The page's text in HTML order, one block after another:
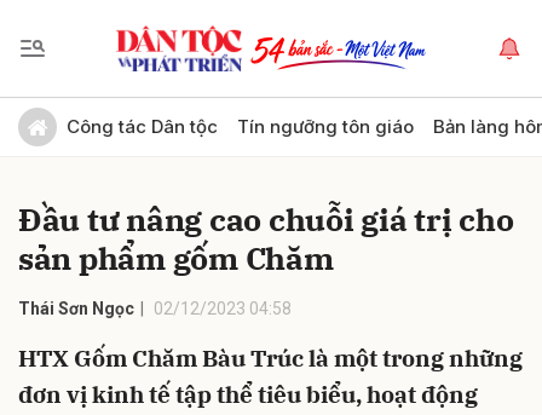
Công tác Dân tộc Tín ngưỡng tôn giáo Bản làng
Đầu tư nâng cao chuỗi giá trị cho
sản phẩm gốm Chăm
Thái Sơn Ngọc 02/12/2023 04:58
HTX Gốm Chăm Bàu Trúc là một trong những
đơn vị kinh tế tập thể tiêu biểu, hoạt động
Gửi bình luận
Hủy Gửi